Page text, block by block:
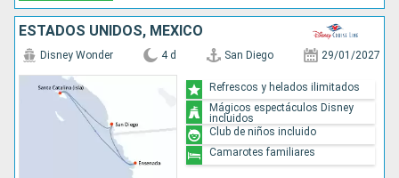
ESTADOS UNIDOS, MÉXICO
Disney Wonder 4 d San Diego 29/01/2027
Refrescos y helados ilimitados
Mágicos espectáculos Disney
incluidos
Club de niños incluido
Camarotes familiares